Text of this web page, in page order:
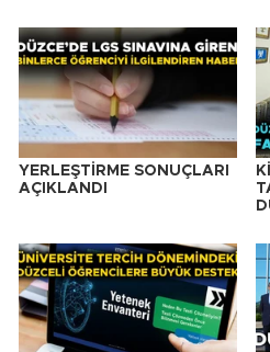
YERLEŞTİRME SONUÇLARI
AÇIKLANDI